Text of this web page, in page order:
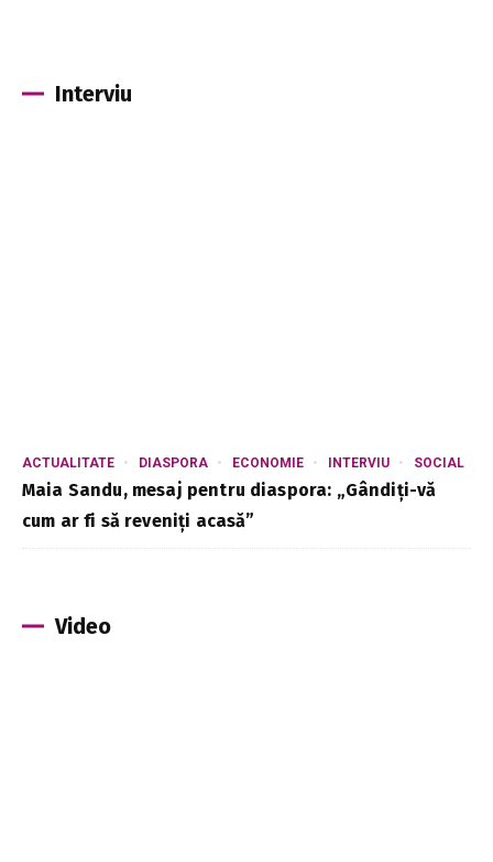
Interviu
ACTUALITATE DIASPORA ECONOMIE INTERVIU SOCIAL
Maia Sandu, mesaj pentru diaspora: „Gândiți-vă
cum ar fi să reveniți acasă”
Video